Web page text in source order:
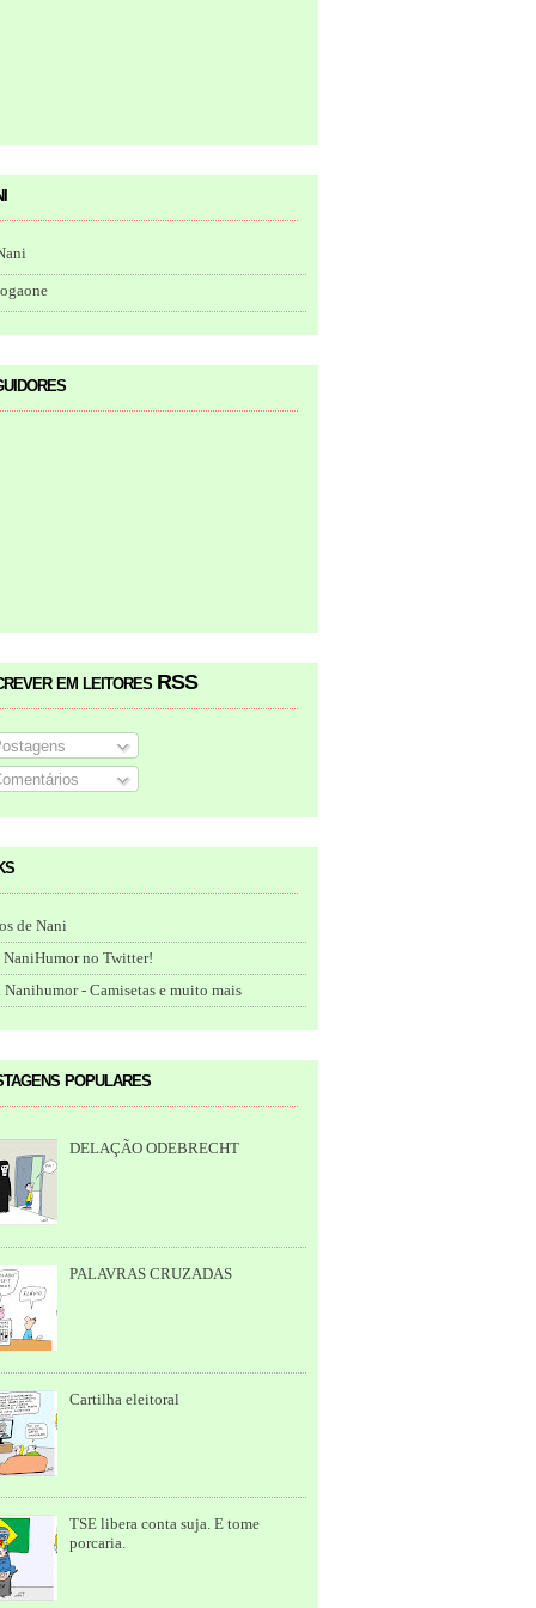
em leitores RSS
de Nani
NaniHumor no Twitter!
- Camisetas e muito mais
populares
DELAÇÃO ODEBRECHT
PALAVRAS CRUZADAS
Cartilha eleitoral
TSE libera conta suja. E tome
porcaria.